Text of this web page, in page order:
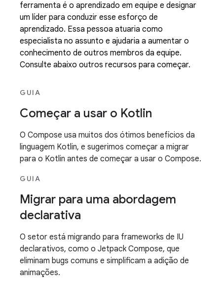
ferramenta é o aprendizado em equipe e designar
um líder para conduzir esse esforço de
aprendizado. Essa pessoa atuaria como
especialista no assunto e ajudaria a aumentar o
conhecimento de outros membros da equipe.
Consulte abaixo outros recursos para começar.
GUIA
Começar a usar o Kotlin
O Compose usa muitos dos ótimos benefícios da
linguagem Kotlin, e sugerimos começar a migrar
para o Kotlin antes de começar a usar o Compose.
GUIA
Migrar para uma abordagem
declarativa
O setor está migrando para frameworks de IU
declarativos, como o Jetpack Compose, que
eliminam bugs comuns e simplificam a adição de
animações.